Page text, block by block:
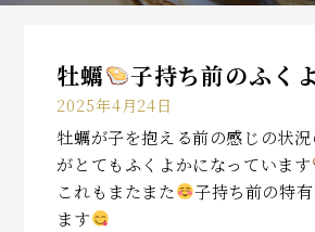
牡蠣 子持ち前のふく
2025年4月24日
牡蠣が子を抱える前の感じの状況
がとてもふくよかになっています
これもまたまた
子持ち前の特
ます